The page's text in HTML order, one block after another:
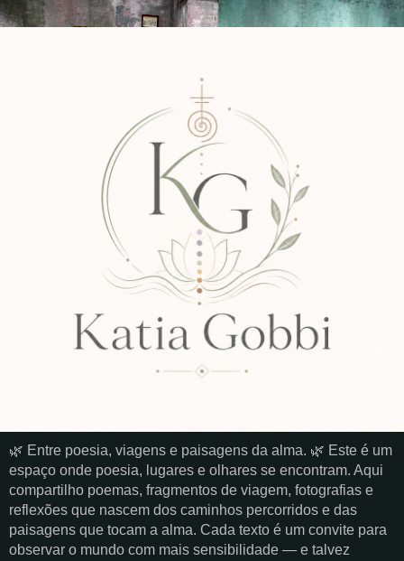
🌿 Entre poesia, viagens e paisagens da alma. 🌿 Este é um
espaço onde poesia, lugares e olhares se encontram. Aqui
compartilho poemas, fragmentos de viagem, fotografias e
reflexões que nascem dos caminhos percorridos e das
paisagens que tocam a alma. Cada texto é um convite para
observar o mundo com mais sensibilidade — e talvez